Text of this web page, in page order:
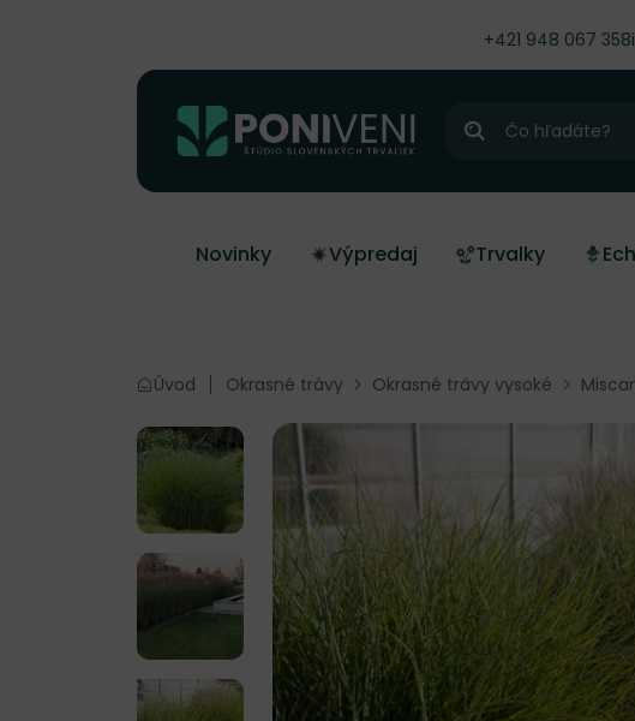
+421 948 067 358
Hľadať
Novinky Výpredaj Trvalky
Úvod Okrasné trávy Okrasné trávy vysoké